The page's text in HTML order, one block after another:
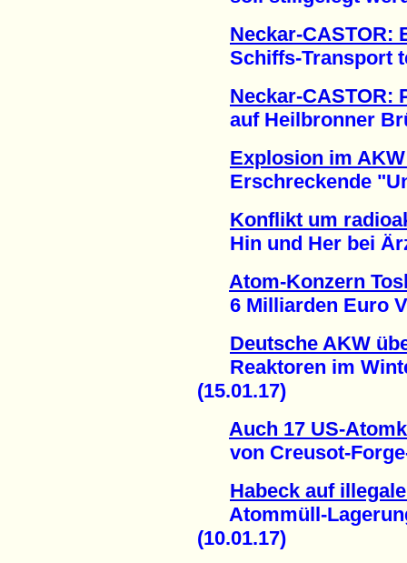
Neckar-CASTOR:
Schiffs-Transport
Neckar-CASTOR:
auf Heilbronner
Explosion im
Erschreckende
Konflikt um
Hin und Her bei
Atom-Konzern
6 Milliarden Euro
Deutsche AKW
Reaktoren im
(15.01.17)
Auch 17 US-
von Creusot-Forge-
Habeck auf
Atommüll-
(10.01.17)